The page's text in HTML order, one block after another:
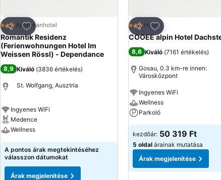
Megosztás
Hozzáadás a kedvencekhez
3 KategóriaApartmanhotel
Romantik Residenz
(Ferienwohnungen Hotel Im
Weissen Rössl) - Dependance
8,9 Kiváló (3836 értékelés)
St. Wolfgang, Ausztria
Ingyenes WiFi
Medence
Wellness
A pontos árak megtekintéséhez
válasszon dátumokat
Árak megjelenítése
Megosztás
Hozzáadás a
3 Kategória
Hotel
COOEE alpin Hotel
8,6 Kiváló (7161 értékelés)
Gosau, 0.3 km-re innen:
Városközpont
Ingyenes WiFi
Wellness
Parkoló
kezdőár: 50 319 Ft
5 oldal árainak mutatása
Árak megjelenítése